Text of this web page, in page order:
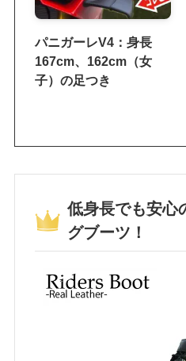
パニガーレV4：身長
167cm、162cm（女
子）の足つき
低身長でも安心
グブーツ！